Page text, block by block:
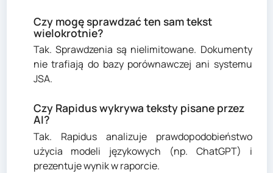
Czy mogę sprawdzać ten sam tekst
wielokrotnie?
Tak. Sprawdzenia są nielimitowane. Dokumenty
nie trafiają do bazy porównawczej ani systemu
JSA.
Czy Rapidus wykrywa teksty pisane przez
AI?
Tak. Rapidus analizuje prawdopodobieństwo
użycia modeli językowych (np. ChatGPT) i
prezentuje wynik w raporcie.